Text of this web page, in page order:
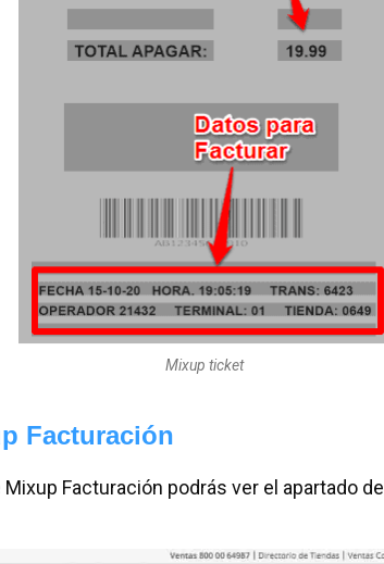
Mixup ticket
Facturación
Facturación podrás ver el apartado de